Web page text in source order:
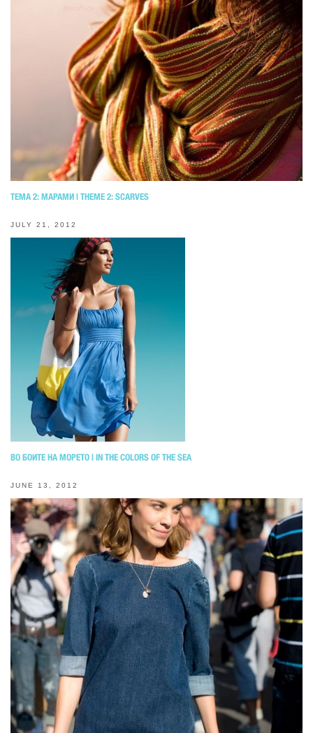
ТЕМА 2: МАРАМИ | THEME 2: SCARVES
JULY 21, 2012
ВО БОИТЕ НА МОРЕТО | IN THE COLORS OF THE SEA
JUNE 13, 2012